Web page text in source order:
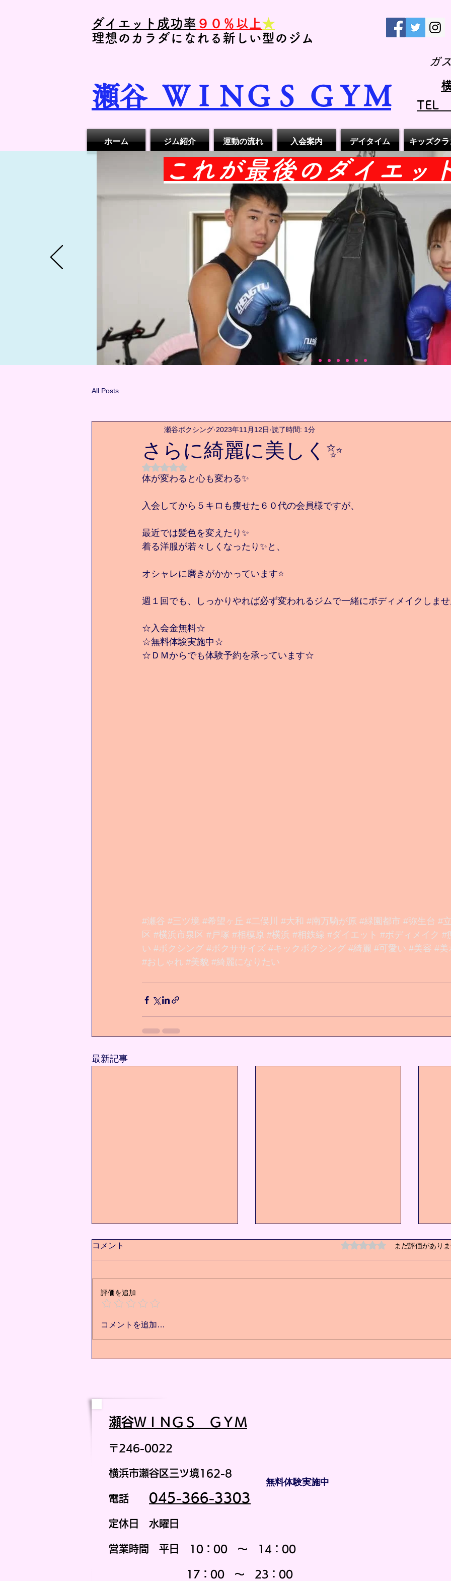
ダイエット成功率 ９０％以上★
理想のカラダになれる新しい型のジム
ガ
瀬谷 ＷＩＮＧＳ ＧＹＭ TEL
ホーム ジム紹介 運動の流れ 入会案内 デイタイム キッズクラ
これが最後のダイエッ
All Posts
さらに綺麗に美しく✨
瀬谷ボクシング 2023年11月12日 読了時間: 1分
5つ星のうちNaNと評価されています。
体が変わると心も変わる✨
入会してから５キロも痩せた６０代の会員様ですが、
最近では髪色を変えたり✨
着る洋服が若々しくなったり✨と、
オシャレに磨きがかかっています⭐️
週１回でも、しっかりやれば必ず変われるジムで一緒にボディメイクしま
☆入会金無料☆
☆無料体験実施中☆
☆ＤＭからでも体験予約を承っています☆
#瀬谷 #三ツ境 #希望ヶ丘 #二俣川 #大和 #南万騎が原 #緑園都市 #弥生台 #
区 #横浜市泉区 #戸塚 #相模原 #横浜 #相鉄線 #ダイエット #ボディメイク #
い #ボクシング #ボクササイズ #キックボクシング #綺麗 #可愛い #美容 #美
#おしゃれ #美貌 #綺麗になりたい
最新記事
痩せた先にある未来⭐️
コメント 5つ星のうち0と評価され
まだ評価があり
評価を追加
コメントを追加…
瀬谷ＷＩ ＮＧＳ ＧＹＭ
〒246-0022
横浜市瀬谷区三ツ境162-8
電話 045-366-3303
定休日 水曜日
営業時間 平日 1 0：00 ～ 14：00
17：00 ～ 23：00
無料体験実施中